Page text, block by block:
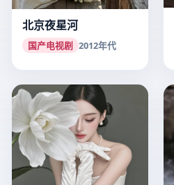
北京夜星河
国产电视剧 2012年代